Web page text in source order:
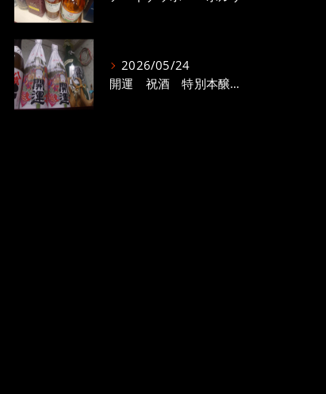
2026/05/24
開運 祝酒 特別本醸造 1800ml 15度